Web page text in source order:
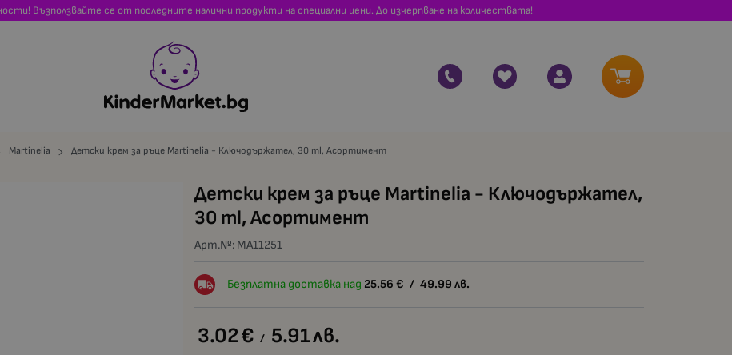
Възползвайте се от последните налични продукти на специални цени. До изчерпване на количествата!
Martinelia Детски крем за ръце Martinelia - Ключодържател, 30 ml, Асортимент
Детски крем за ръце Martinelia - Ключодържател,
30 ml, Асортимент
Арт.№: MA11251
Безплатна доставка над 25.56 € / 49.99 лв.
3.02€ / 5.91лв.